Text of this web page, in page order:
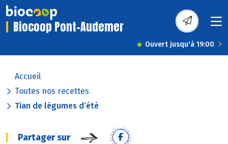
Biocoop Pont-Audemer
Ouvert jusqu'à 19:00
Accueil
Toutes nos recettes
Tian de légumes d’été
Partager sur